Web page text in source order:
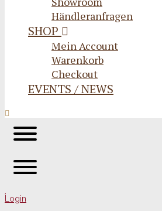
Händleranfragen
SHOP
Mein Account
Warenkorb
Checkout
EVENTS / NEWS
Login